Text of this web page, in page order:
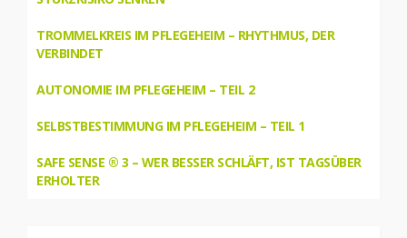
TROMMELKREIS IM PFLEGEHEIM – RHYTHMUS, DER
VERBINDET
AUTONOMIE IM PFLEGEHEIM – TEIL 2
SELBSTBESTIMMUNG IM PFLEGEHEIM – TEIL 1
SAFE SENSE ® 3 – WER BESSER SCHLÄFT, IST TAGSÜBER
ERHOLTER